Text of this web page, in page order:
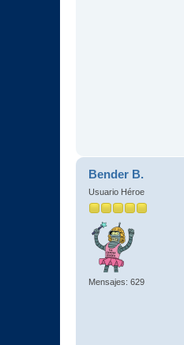
Bender B.
Usuario Héroe
Mensajes: 629